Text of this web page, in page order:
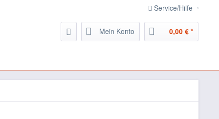
Service/Hilfe
Mein Konto 0,00 € *